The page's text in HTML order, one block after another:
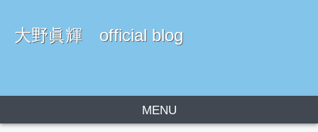
大野眞輝 official blog
MENU